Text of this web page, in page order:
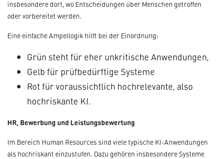
insbesondere dort, wo Entscheidungen über Menschen getroffen
oder vorbereitet werden.
Eine einfache Ampellogik hilft bei der Einordnung:
Grün steht für eher unkritische Anwendungen,
Gelb für prüfbedürftige Systeme
Rot für voraussichtlich hochrelevante, also
hochriskante KI.
HR, Bewerbung und Leistungsbewertung
Im Bereich Human Resources sind viele typische KI-Anwendungen
als hochriskant einzustufen. Dazu gehören insbesondere Systeme